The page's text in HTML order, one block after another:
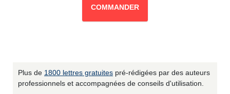
COMMANDER
Plus de 1800 lettres gratuites pré-rédigées par des auteurs
professionnels et accompagnées de conseils d'utilisation.